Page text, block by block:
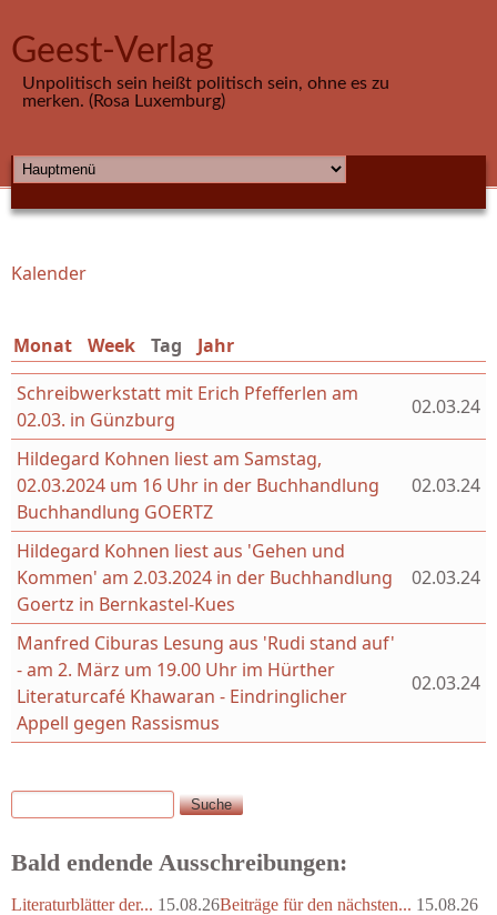
Geest-Verlag
Unpolitisch sein heißt politisch sein, ohne es zu
merken. (Rosa Luxemburg)
HAUPTMENÜ
Sie sind hier
Kalender
Monat Week Tag (aktiver Reiter)
Jahr
Schreibwerkstatt mit Erich Pfefferlen am
02.03. in Günzburg
02.03.24
Hildegard Kohnen liest am Samstag,
02.03.2024 um 16 Uhr in der Buchhandlung
Buchhandlung GOERTZ
02.03.24
Hildegard Kohnen liest aus 'Gehen und
Kommen' am 2.03.2024 in der Buchhandlung
Goertz in Bernkastel-Kues
02.03.24
Manfred Ciburas Lesung aus 'Rudi stand auf'
- am 2. März um 19.00 Uhr im Hürther
Literaturcafé Khawaran - Eindringlicher
Appell gegen Rassismus
02.03.24
Suchformular
Suche
Bald endende Ausschreibungen:
Literaturblätter der... 15.08.26Beiträge für den nächsten... 15.08.26